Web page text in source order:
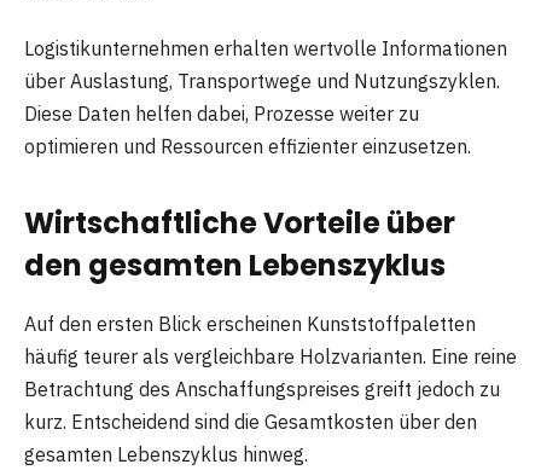
Logistikunternehmen erhalten wertvolle Informationen
über Auslastung, Transportwege und Nutzungszyklen.
Diese Daten helfen dabei, Prozesse weiter zu
optimieren und Ressourcen effizienter einzusetzen.
Wirtschaftliche Vorteile über
den gesamten Lebenszyklus
Auf den ersten Blick erscheinen Kunststoffpaletten
häufig teurer als vergleichbare Holzvarianten. Eine reine
Betrachtung des Anschaffungspreises greift jedoch zu
kurz. Entscheidend sind die Gesamtkosten über den
gesamten Lebenszyklus hinweg.